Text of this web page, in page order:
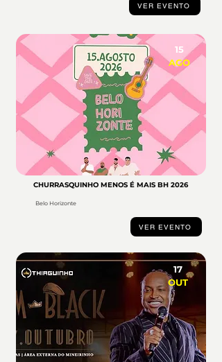
VER EVENTO
15
AGO
CHURRASQUINHO MENOS É MAIS BH 2026
Belo Horizonte
VER EVENTO
17
OUT